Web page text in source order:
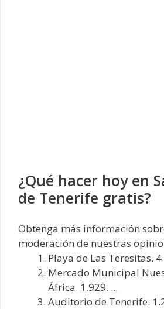
¿Qué hacer hoy en
de Tenerife gratis?
Obtenga más información
moderación de nuestras
Playa de Las Teresitas.
Mercado Municipal
África. 1.929. ...
Auditorio de Tenerife.